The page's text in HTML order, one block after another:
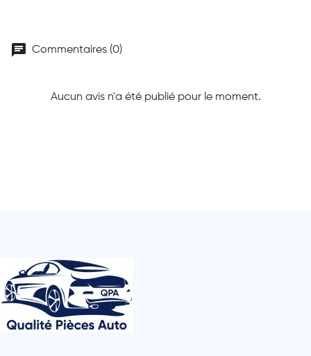
chat Commentaires (0)
Aucun avis n'a été publié pour le moment.